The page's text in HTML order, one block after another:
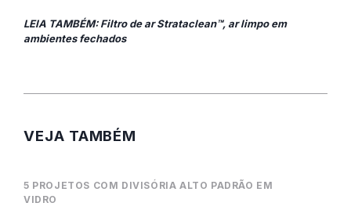
LEIA TAMBÉM: Filtro de ar Strataclean™, ar limpo em
ambientes fechados
VEJA TAMBÉM
5 PROJETOS COM DIVISÓRIA ALTO PADRÃO EM
VIDRO